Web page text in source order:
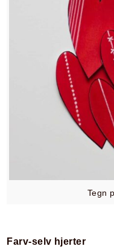
Tegn
Farv-selv hjerter